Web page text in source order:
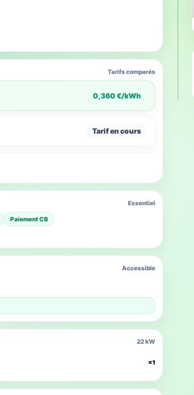
Tarifs comparés
0,360 €/kWh
Tarif en cours
Essentiel
Paiement CB
22 kW
×1
Accessible